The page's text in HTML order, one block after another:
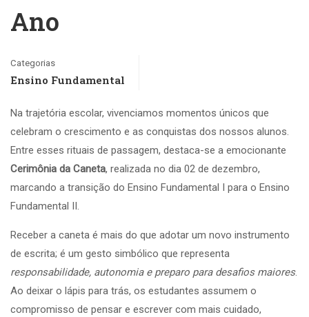
Ano
Categorias
Ensino Fundamental
Na trajetória escolar, vivenciamos momentos únicos que
celebram o crescimento e as conquistas dos nossos alunos.
Entre esses rituais de passagem, destaca-se a emocionante
Cerimônia da Caneta, realizada no dia 02 de dezembro,
marcando a transição do Ensino Fundamental I para o Ensino
Fundamental II.
Receber a caneta é mais do que adotar um novo instrumento
de escrita; é um gesto simbólico que representa
responsabilidade, autonomia e preparo para desafios maiores.
Ao deixar o lápis para trás, os estudantes assumem o
compromisso de pensar e escrever com mais cuidado,